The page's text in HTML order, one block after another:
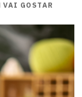
VAI GOSTAR